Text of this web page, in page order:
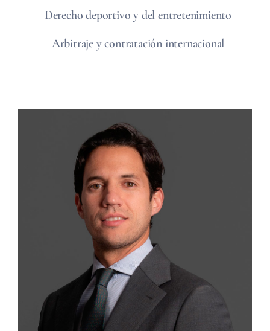
Derecho deportivo y del entretenimiento
Arbitraje y contratación internacional